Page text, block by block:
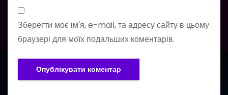
Зберегти моє ім'я, e-mail, та адресу сайту в цьому
браузері для моїх подальших коментарів.